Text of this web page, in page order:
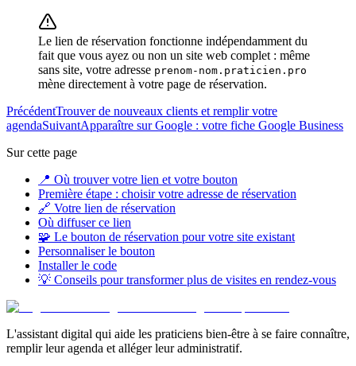
Le lien de réservation fonctionne indépendamment du
fait que vous ayez ou non un site web complet : même
sans site, votre adresse prenom-nom.praticien.pro
mène directement à votre page de réservation.
PrécédentTrouver de nouveaux clients et remplir votre
agendaSuivantApparaître sur Google : votre fiche Google Business
Sur cette page
📍 Où trouver votre lien et votre bouton
Première étape : choisir votre adresse de réservation
🔗 Votre lien de réservation
Où diffuser ce lien
🧩 Le bouton de réservation pour votre site existant
Personnaliser le bouton
Installer le code
💡 Conseils pour transformer plus de visites en rendez-vous
L'assistant digital qui aide les praticiens bien-être à se faire connaître,
remplir leur agenda et alléger leur administratif.